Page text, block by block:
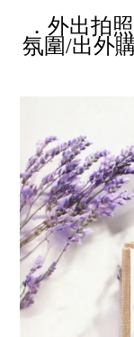
．外出拍
氛圍/出外